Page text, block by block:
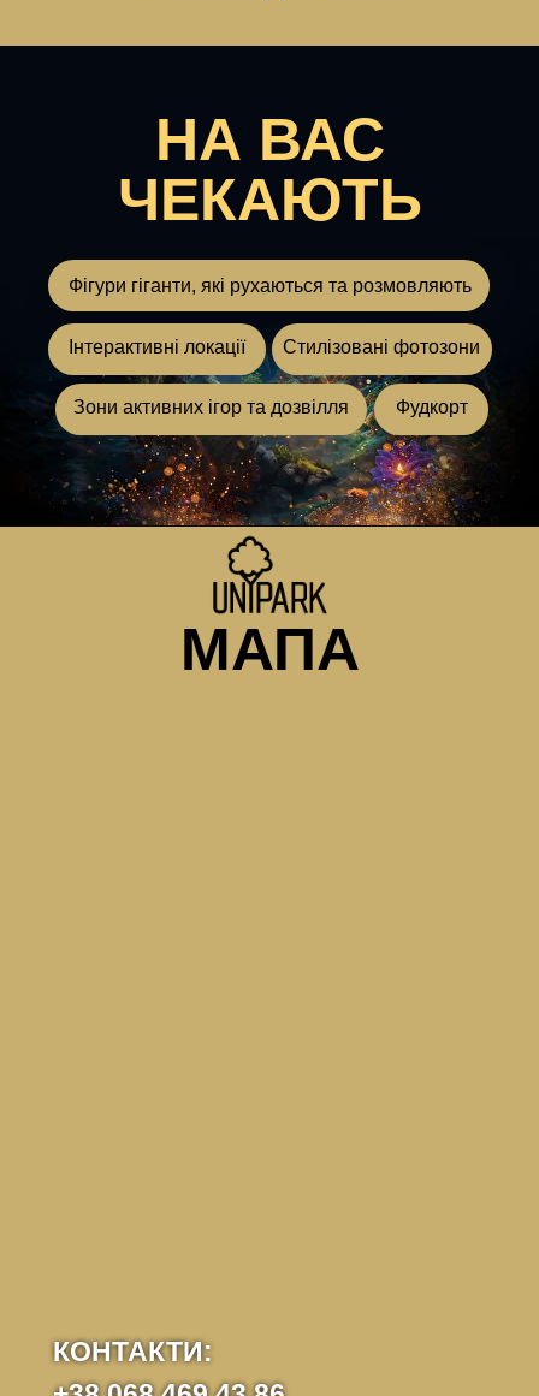
НА ВАС
ЧЕКАЮТЬ
Фігури гіганти, які рухаються та розмовляють
Інтерактивні локації
Зони активних ігор та дозвілля Фудкорт
Стилізовані фотозони
МАПА
КОНТАКТИ: